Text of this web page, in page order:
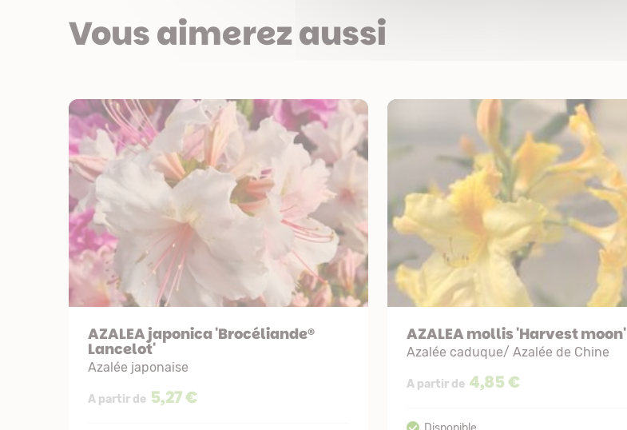
Vous aimerez aussi
AZALEA japonica 'Brocéliande®
Lancelot'
Azalée japonaise
A partir de 5,27 €
AZALEA mollis 'Harvest moon'
Azalée caduque/ Azalée de Chine
A partir de 4,85 €